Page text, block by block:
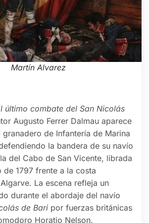
Martín Alvarez
último combate del San Nicolás
Augusto Ferrer Dalmau aparece
granadero de Infantería de Marina
la bandera de su navío
del Cabo de San Vicente, librada
de 1797 frente a la costa
La escena refleja un
durante el abordaje del navío
de Bari por fuerzas británicas
Horatio Nelson.